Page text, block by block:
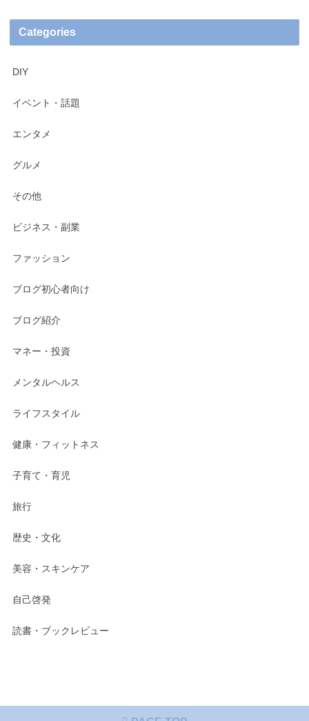
Categories
DIY
イベント・話題
エンタメ
グルメ
その他
ビジネス・副業
ファッション
ブログ初心者向け
ブログ紹介
マネー・投資
メンタルヘルス
ライフスタイル
健康・フィットネス
子育て・育児
旅行
歴史・文化
美容・スキンケア
自己啓発
読書・ブックレビュー